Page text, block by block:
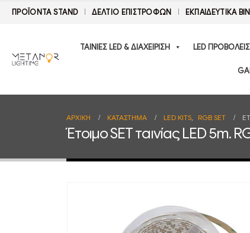
ΠΡΟΪΟΝΤΑ STAND ΔΕΛΤΊΟ ΕΠΙΣΤΡΟΦΏΝ ΕΚΠΑΙΔΕΥΤΙΚΑ
ΤΑΙΝΙΕΣ LED & ΔΙΑΧΕΙΡΙΣΗ LED ΠΡΟΒΟΛΕΙΣ
ΑΡΧΙΚΉ ΚΑΤΆΣΤΗΜΑ LED KITS, RGB SET
Έτοιμο SET ταινίας LED 5m.